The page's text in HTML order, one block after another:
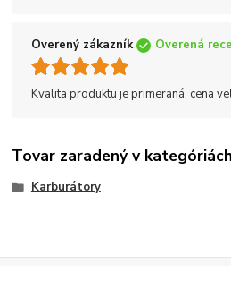
Overený zákazník Overená
Kvalita produktu je primeraná, cena
Tovar zaradený v kategóriách
Karburátory